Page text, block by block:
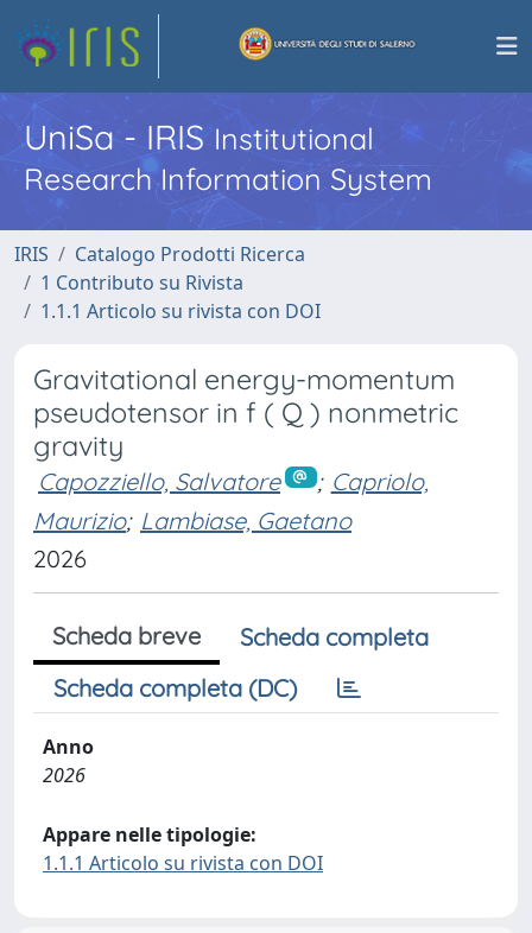
UniSa - IRISInstitutional
Research Information System
IRIS
Catalogo Prodotti Ricerca
1 Contributo su Rivista
1.1.1 Articolo su rivista con DOI
Gravitational energy-momentum
pseudotensor in f ( Q ) nonmetric
gravity
Capozziello, Salvatore ; Capriolo,
Maurizio; Lambiase, Gaetano
2026
Scheda breve
Scheda completa
Scheda completa (DC)
Anno
2026
Appare nelle tipologie:
1.1.1 Articolo su rivista con DOI